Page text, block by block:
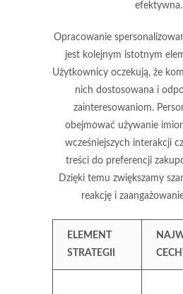
efektywna.
Opracowanie
jest kolejnym istotnym
Użytkownicy oczekują, że
nich dostosowana i
zainteresowaniom.
obejmować używanie
wcześniejszych interakcji
treści do preferencji
Dzięki temu zwiększamy
reakcję i
ELEMENT
STRATEGII